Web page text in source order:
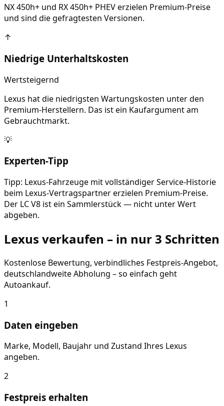
NX 450h+ und RX 450h+ PHEV erzielen Premium-Preise
und sind die gefragtesten Versionen.
↑
Niedrige Unterhaltskosten
Wertsteigernd
Lexus hat die niedrigsten Wartungskosten unter den
Premium-Herstellern. Das ist ein Kaufargument am
Gebrauchtmarkt.
💡
Experten-Tipp
Tipp: Lexus-Fahrzeuge mit vollständiger Service-Historie
beim Lexus-Vertragspartner erzielen Premium-Preise.
Der LC V8 ist ein Sammlerstück — nicht unter Wert
abgeben.
Lexus verkaufen – in nur 3 Schritten
Kostenlose Bewertung, verbindliches Festpreis-Angebot,
deutschlandweite Abholung – so einfach geht
Autoankauf.
1
Daten eingeben
Marke, Modell, Baujahr und Zustand Ihres Lexus
angeben.
2
Festpreis erhalten